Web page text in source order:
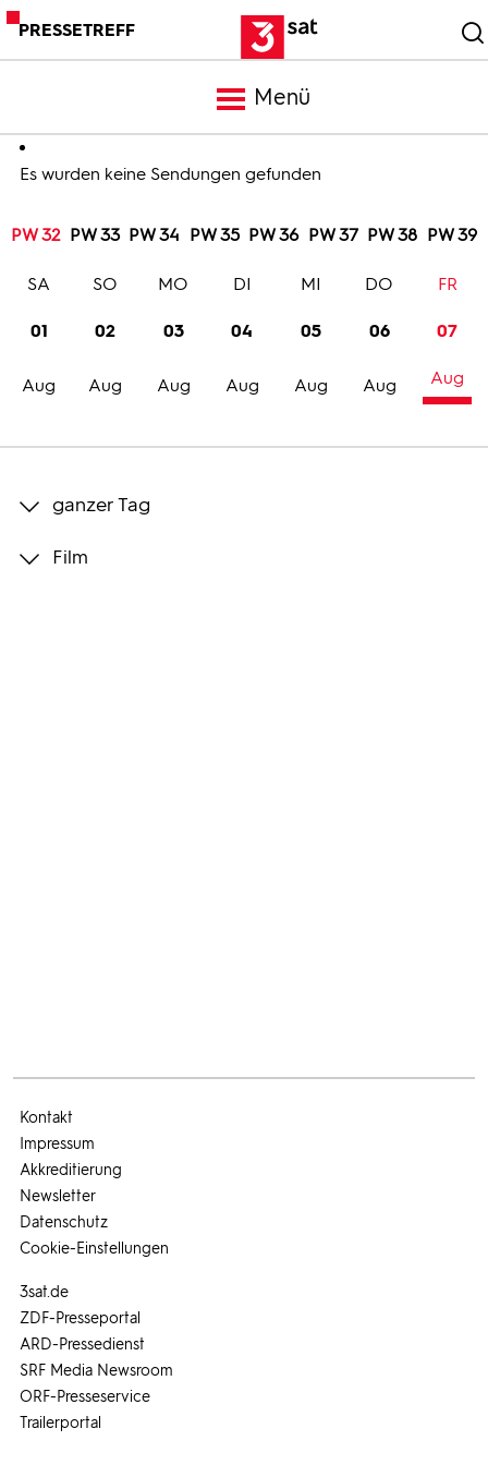
PRESSETREFF
Menü
Meldungen
Programm
Trailer
Bilder
Es wurden keine Sendungen gefunden
PW 32 PW 33 PW 34 PW 35 PW 36 PW 37 PW 38 PW 39
01
Aug
SA
02
Aug
SO
03
Aug
MO
04
Aug
DI
05
Aug
MI
06
Aug
DO
07
Aug
FR
ganzer Tag
Film
3sat.de
ZDF-Presseportal
ARD-Pressedienst
SRF Media Newsroom
ORF-Presseservice
Trailerportal
Kontakt
Impressum
Akkreditierung
Newsletter
Datenschutz
Cookie-Einstellungen